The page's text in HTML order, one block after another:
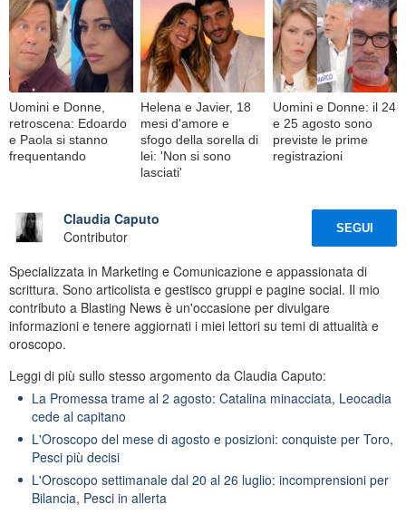
Uomini e Donne,
retroscena: Edoardo
e Paola si stanno
frequentando
Helena e Javier, 18
mesi d'amore e
sfogo della sorella di
lei: 'Non si sono
lasciati'
Uomini e Donne: il 24
e 25 agosto sono
previste le prime
registrazioni
Claudia Caputo
Contributor
SEGUI
Specializzata in Marketing e Comunicazione e appassionata di
scrittura. Sono articolista e gestisco gruppi e pagine social. Il mio
contributo a Blasting News è un'occasione per divulgare
informazioni e tenere aggiornati i miei lettori su temi di attualità e
oroscopo.
Leggi di più sullo stesso argomento da Claudia Caputo:
La Promessa trame al 2 agosto: Catalina minacciata, Leocadia
cede al capitano
L'Oroscopo del mese di agosto e posizioni: conquiste per Toro,
Pesci più decisi
L'Oroscopo settimanale dal 20 al 26 luglio: incomprensioni per
Bilancia, Pesci in allerta